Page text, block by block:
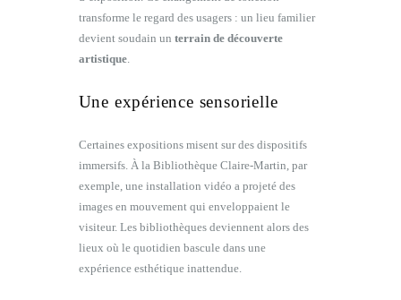
transforme le regard des usagers : un lieu familier
devient soudain un terrain de découverte
artistique.
Une expérience sensorielle
Certaines expositions misent sur des dispositifs
immersifs. À la Bibliothèque Claire-Martin, par
exemple, une installation vidéo a projeté des
images en mouvement qui enveloppaient le
visiteur. Les bibliothèques deviennent alors des
lieux où le quotidien bascule dans une
expérience esthétique inattendue.